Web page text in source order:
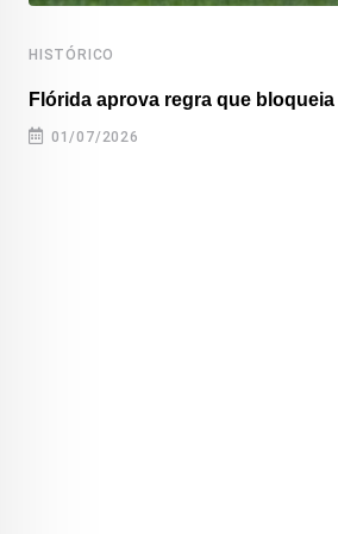
HISTÓRICO
Flórida aprova regra que
01/07/2026